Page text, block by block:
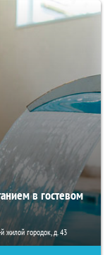
в гостевом
жилой городок, д. 43